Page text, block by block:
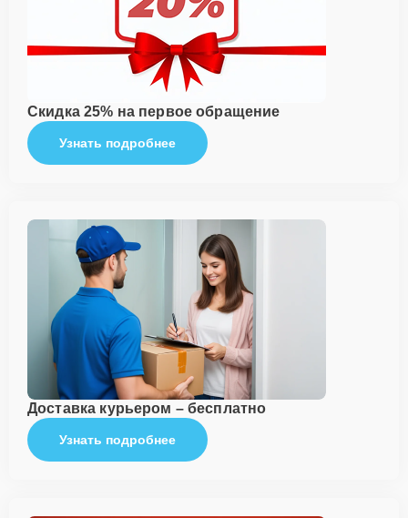
Скидка 25% на первое обращение
Узнать подробнее
Доставка курьером – бесплатно
Узнать подробнее